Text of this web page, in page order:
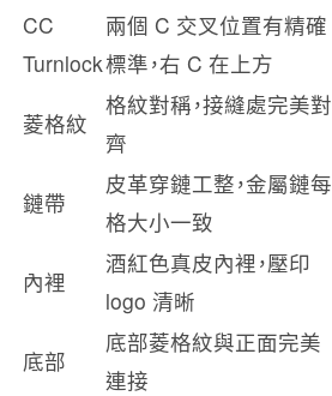
CC
Turnlock
兩個 C 交叉位置有精確
標準，右 C 在上方
菱格紋
格紋對稱，接縫處完美對
齊
鏈帶
皮革穿鏈工整，金屬鏈每
格大小一致
內裡
酒紅色真皮內裡，壓印
logo 清晰
底部
底部菱格紋與正面完美
連接